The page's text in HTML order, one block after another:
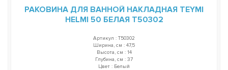
РАКОВИНА ДЛЯ ВАННОЙ НАКЛАДНАЯ TEYMI
HELMI 50 БЕЛАЯ T50302
Артикул : T50302
Ширина, см : 47,5
Высота, см : 14
Глубина, см : 37
Цвет : Белый